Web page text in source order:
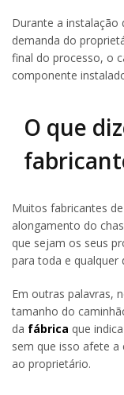
Durante a instalação
demanda do
final do processo, o
componente
O que
Muitos fabricantes
alongamento do
que sejam os seus
para toda e qualquer
Em outras palavras,
tamanho do
da fábrica que
sem que isso afete a
ao proprietário.